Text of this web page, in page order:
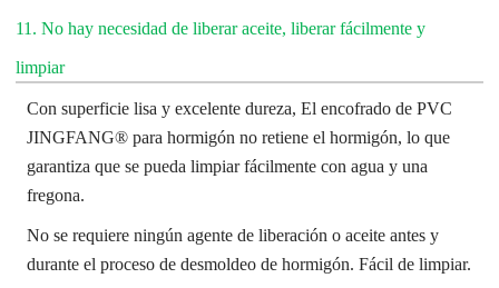
11. No hay necesidad de liberar aceite, liberar fácilmente y
limpiar
Con superficie lisa y excelente dureza,El encofrado de PVC
JINGFANG® para hormigón no retiene el hormigón, lo que
garantiza que se pueda limpiar fácilmente con agua y una
fregona.
No se requiere ningún agente de liberación o aceite antes y
durante el proceso de desmoldeo de hormigón. Fácil de limpiar.